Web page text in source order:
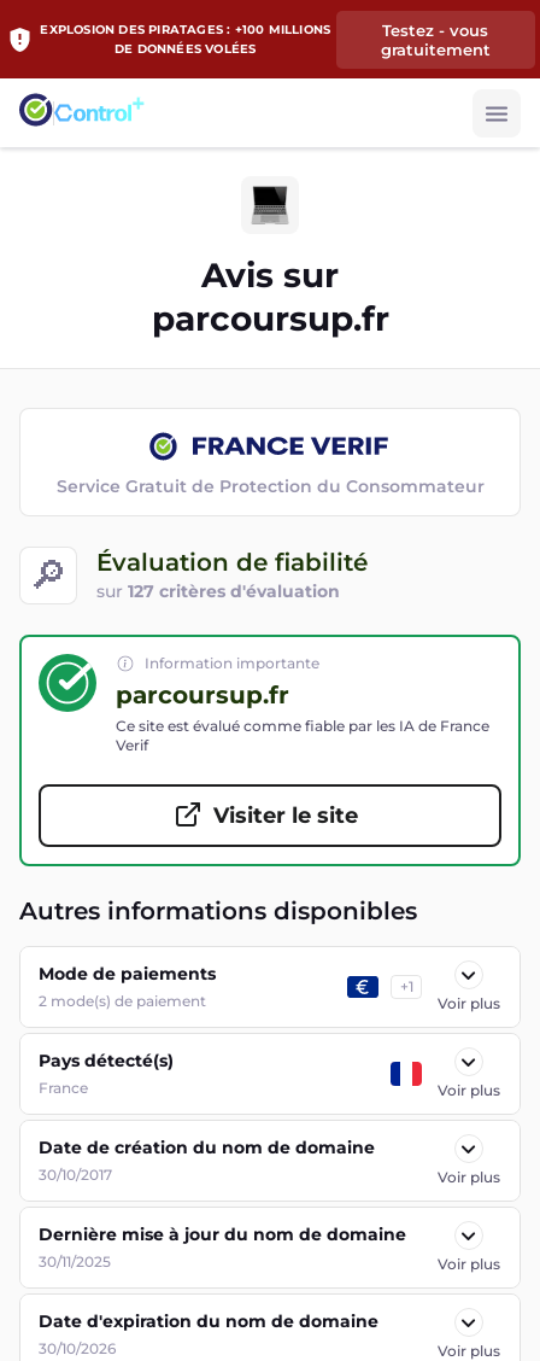
EXPLOSION DES PIRATAGES : +100 MILLIONS
DE DONNÉES VOLÉES
Testez - vous
gratuitement
Avis sur
parcoursup.fr
🔎 Évaluation de fiabilité
sur 127 critères d'évaluation
Service Gratuit de Protection du Consommateur
Information importante
parcoursup.fr
Ce site est évalué comme fiable par les IA de France
Verif
Visiter le site
Autres informations disponibles
Mode de paiements
2 mode(s) de paiement
+1
Voir plus
Pays détecté(s)
France Voir plus
Date de création du nom de domaine
30/10/2017 Voir plus
Dernière mise à jour du nom de domaine
30/11/2025 Voir plus
Date d'expiration du nom de domaine
30/10/2026 Voir plus